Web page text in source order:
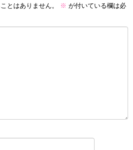
とはありません。 ※ が付いている欄は必